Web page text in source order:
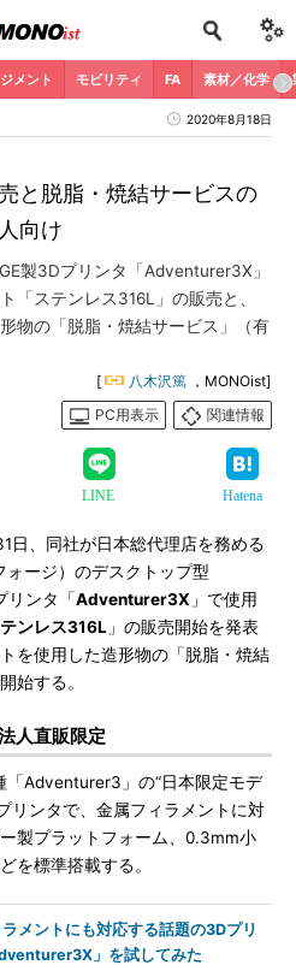
メント モビリティ FA 素材／化学
2020年8月18日
と脱脂・焼結サービスの
向け
製3Dプリンタ「Adventurer3X」
「ステンレス316L」の販売と、
物の「脱脂・焼結サービス」（有
[ 八木沢篤 ，MONOist]
PC用表示
関連情報
LINE Hatena
日、同社が日本総代理店を務める
ォージ）のデスクトップ型
リンタ「Adventurer3X 」で使用
ンレス316L 」の販売開始を発表
を使用した造形物の「脱脂・焼結
始する。
人直販限定
Adventurer3」の“日本限定モデ
リンタで、金属フィラメントに対
製プラットフォーム、0.3mm小
を標準搭載する。
メントにも対応する話題の3Dプリ
」を試してみた